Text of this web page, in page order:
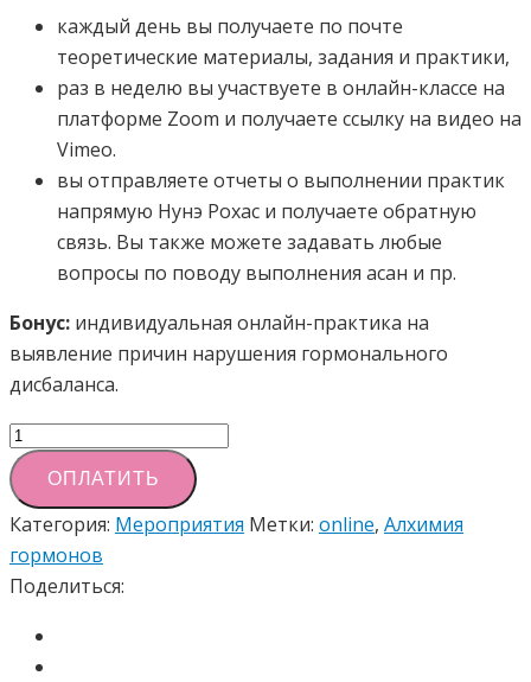
каждый день вы получаете по почте
теоретические материалы, задания и практики,
раз в неделю вы участвуете в онлайн-классе на
платформе Zoom и получаете ссылку на видео на
Vimeo.
вы отправляете отчеты о выполнении практик
напрямую Нунэ Рохас и получаете обратную
связь. Вы также можете задавать любые
вопросы по поводу выполнения асан и пр.
Бонус: индивидуальная онлайн-практика на
выявление причин нарушения гормонального
дисбаланса.
Количество
товара
Курс
"Алхимия
гормонов".
Пакет
ОПЛАТИТЬ
Категория: Мероприятия Метки: online, Алхимия
гормонов
Поделиться: